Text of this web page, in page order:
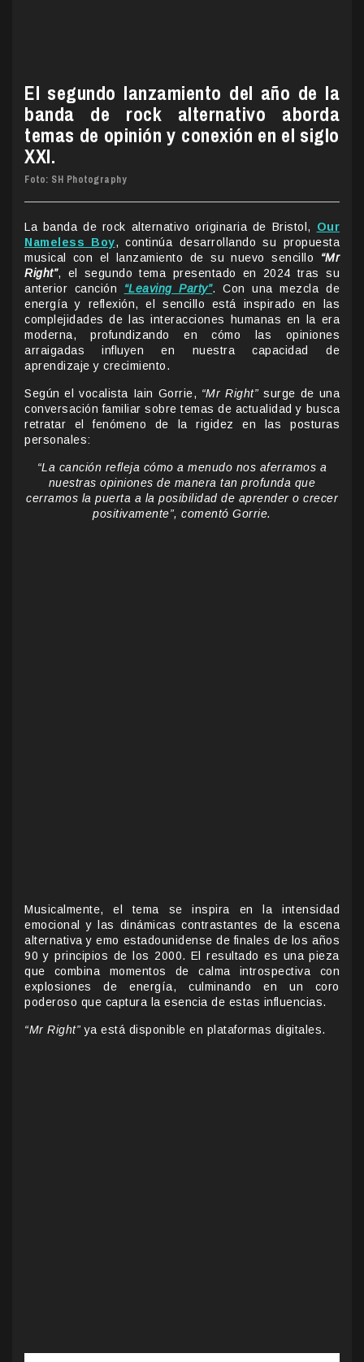
El segundo lanzamiento del año de la
banda de rock alternativo aborda
temas de opinión y conexión en el siglo
XXI.
Foto: SH Photography
La banda de rock alternativo originaria de Bristol, Our
Nameless Boy, continúa desarrollando su propuesta
musical con el lanzamiento de su nuevo sencillo “Mr
Right”, el segundo tema presentado en 2024 tras su
anterior canción “Leaving Party”. Con una mezcla de
energía y reflexión, el sencillo está inspirado en las
complejidades de las interacciones humanas en la era
moderna, profundizando en cómo las opiniones
arraigadas influyen en nuestra capacidad de
aprendizaje y crecimiento.
Según el vocalista Iain Gorrie, “Mr Right” surge de una
conversación familiar sobre temas de actualidad y busca
retratar el fenómeno de la rigidez en las posturas
personales:
“La canción refleja cómo a menudo nos aferramos a
nuestras opiniones de manera tan profunda que
cerramos la puerta a la posibilidad de aprender o crecer
positivamente”, comentó Gorrie.
Musicalmente, el tema se inspira en la intensidad
emocional y las dinámicas contrastantes de la escena
alternativa y emo estadounidense de finales de los años
90 y principios de los 2000. El resultado es una pieza
que combina momentos de calma introspectiva con
explosiones de energía, culminando en un coro
poderoso que captura la esencia de estas influencias.
“Mr Right” ya está disponible en plataformas digitales.